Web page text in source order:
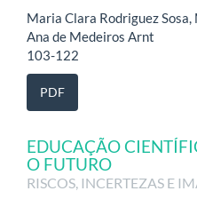
Maria Clara Rodriguez
Ana de Medeiros Arnt
103-122
PDF
EDUCAÇÃO
O FUTURO
RISCOS, INCERTEZAS E